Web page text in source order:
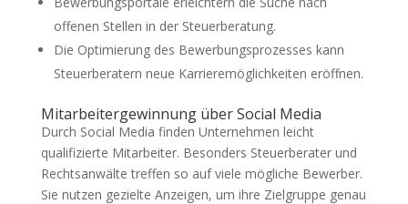
offenen Stellen in der Steuerberatung.
Die Optimierung des Bewerbungsprozesses kann
Steuerberatern neue Karrieremöglichkeiten eröffnen.
Mitarbeitergewinnung über Social Media
Durch Social Media finden Unternehmen leicht
qualifizierte Mitarbeiter. Besonders Steuerberater und
Rechtsanwälte treffen so auf viele mögliche Bewerber.
Sie nutzen gezielte Anzeigen, um ihre Zielgruppe genau